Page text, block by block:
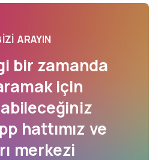
ARAYIN
bir zamanda
için
hattımız ve
merkezi